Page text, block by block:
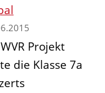
Projekt
die Klasse 7a